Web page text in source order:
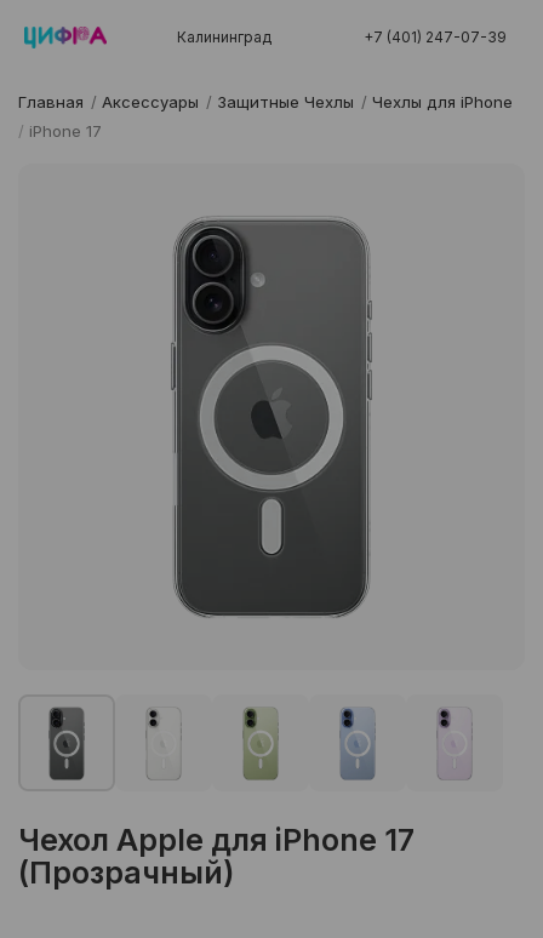
Калининград +7 (401) 247-07-39
Главная / Аксессуары / Защитные Чехлы / Чехлы для iPhone
/ iPhone 17
Чехол Apple для iPhone 17
(Прозрачный)